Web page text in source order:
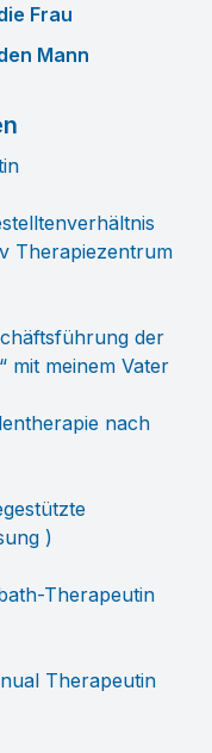
Frau
Mann
Therapiezentrum
der
mit meinem Vater
nach
)
Therapeutin
Therapeutin